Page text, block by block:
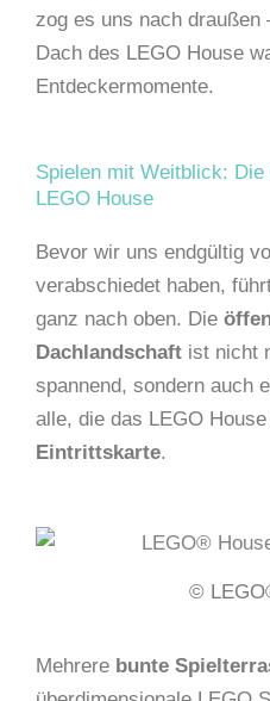
zog es uns nach draußen
Dach des LEGO House
Entdeckermomente.
Spielen mit Weitblick:
LEGO House
Bevor wir uns endgültig
verabschiedet haben,
ganz nach oben. Die
Dachlandschaft ist nicht
spannend, sondern auch
alle, die das LEGO
Eintrittskarte.
©
Mehrere bunte